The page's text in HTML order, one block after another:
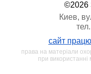
©2026
Киев,
сайт
права на матеріали
при використанні